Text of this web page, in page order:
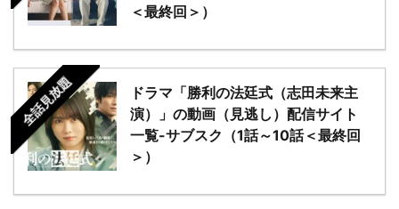
＜最終回＞）
全話見放題
ドラマ「勝利の法廷式（志田未来主
演）」の動画（見逃し）配信サイト
一覧-サブスク（1話～10話＜最終回
＞）